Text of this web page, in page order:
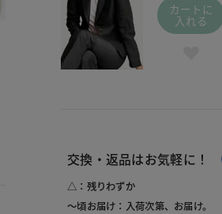
カートに
入れる
交換・返品はお気軽に！
△：残りわずか
～頃お届け：入荷次第、お届け。